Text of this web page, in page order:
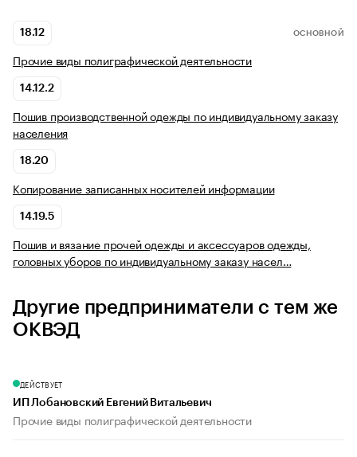
18.12 ОСНОВНОЙ
Прочие виды полиграфической деятельности
14.12.2
Пошив производственной одежды по индивидуальному заказу
населения
18.20
Копирование записанных носителей информации
14.19.5
Пошив и вязание прочей одежды и аксессуаров одежды,
головных уборов по индивидуальному заказу насел…
Другие предприниматели с тем же
ОКВЭД
ДЕЙСТВУЕТ
ИП Лобановский Евгений Витальевич
Прочие виды полиграфической деятельности